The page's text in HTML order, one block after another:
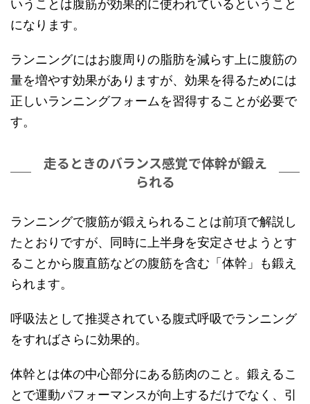
いうことは腹筋が効果的に使われているということ
になります。
ランニングにはお腹周りの脂肪を減らす上に腹筋の
量を増やす効果がありますが、効果を得るためには
正しいランニングフォームを習得することが必要で
す。
走るときのバランス感覚で体幹が鍛え
られる
ランニングで腹筋が鍛えられることは前項で解説し
たとおりですが、同時に上半身を安定させようとす
ることから腹直筋などの腹筋を含む「体幹」も鍛え
られます。
呼吸法として推奨されている腹式呼吸でランニング
をすればさらに効果的。
体幹とは体の中心部分にある筋肉のこと。鍛えるこ
とで運動パフォーマンスが向上するだけでなく、引